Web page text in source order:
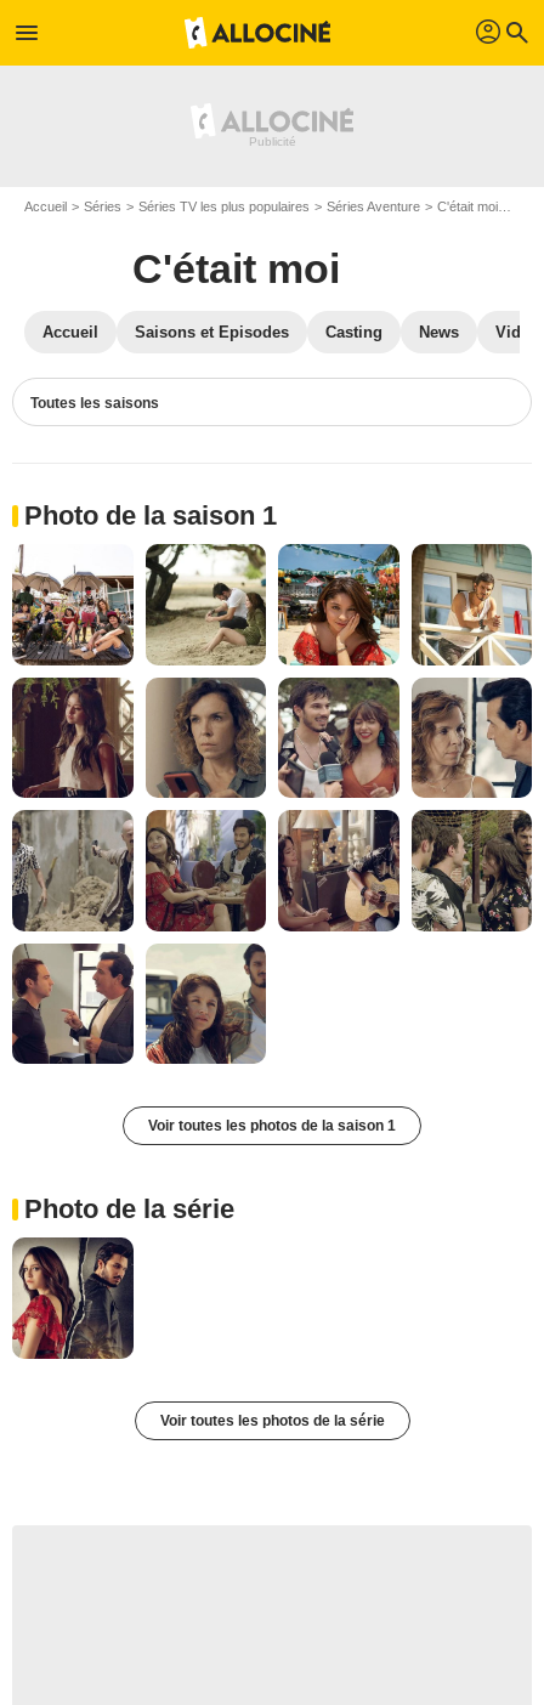
menu profil search
Accueil Séries Séries TV les plus populaires Séries Aventure C'était moi
C'était moi
Accueil Saisons et Episodes Casting News
Toutes les saisons
Photo de la saison 1
Voir toutes les photos de la saison 1
Photo de la série
Voir toutes les photos de la série